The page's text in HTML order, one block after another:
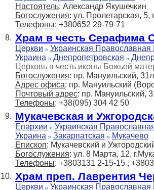
Настоятель: Александр Якушечкин
Богослужения: ул. Пролетарская,
Телефоны: +380652 29-79-71
8. Храм в честь Серафима
Церкви
Украинская Православная
Украина
Днепропетровская
Церковь в честь иконы Божьей
Богослужения: пр. Мануильский,
Адрес офиса: пр. Мануильский
Почтовый адрес: пр. Мануильский,
Телефоны: +38(095) 304 42 50
9. Мукачевская и
Епархии
Украинская
Украина
Закарпатская Мукачево
Епископ: Мукачевский и
Богослужения: ул. 8 Марта, 12,
Телефоны: +3803131 2-15-15 ,
10. Храм преп. Лаврентия
Церкви
Украинская Православная